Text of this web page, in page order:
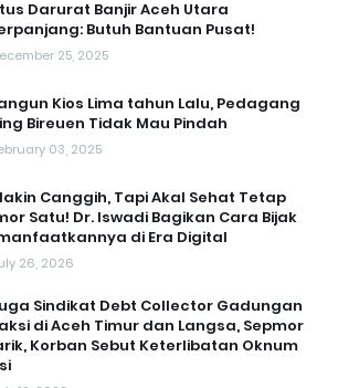
Darurat Banjir Aceh Utara
Butuh Bantuan Pusat!
25, 2025
Kios Lima tahun Lalu, Pedagang
Bireuen Tidak Mau Pindah
03, 2025
Canggih, Tapi Akal Sehat Tetap
Satu! Dr. Iswadi Bagikan Cara Bijak
di Era Digital
26, 2026
Sindikat Debt Collector Gadungan
di Aceh Timur dan Langsa, Sepmor
Korban Sebut Keterlibatan Oknum